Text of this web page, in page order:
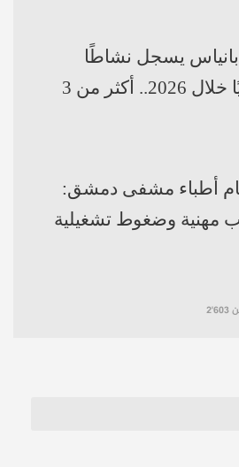
الشامة بين الأساطير
تثير القلق حقاً؟
تلغرام يوتيوب
يسجل نشاطًا
قياسيًا خلال 2026.. أكثر من 3
أطباء مشفى دمشق:
مهنية وضغوط تشغيلية